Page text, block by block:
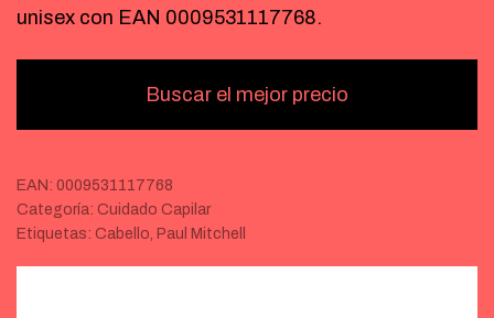
unisex con EAN 0009531117768.
Buscar el mejor precio
EAN: 0009531117768
Categoría: Cuidado Capilar
Etiquetas: Cabello, Paul Mitchell